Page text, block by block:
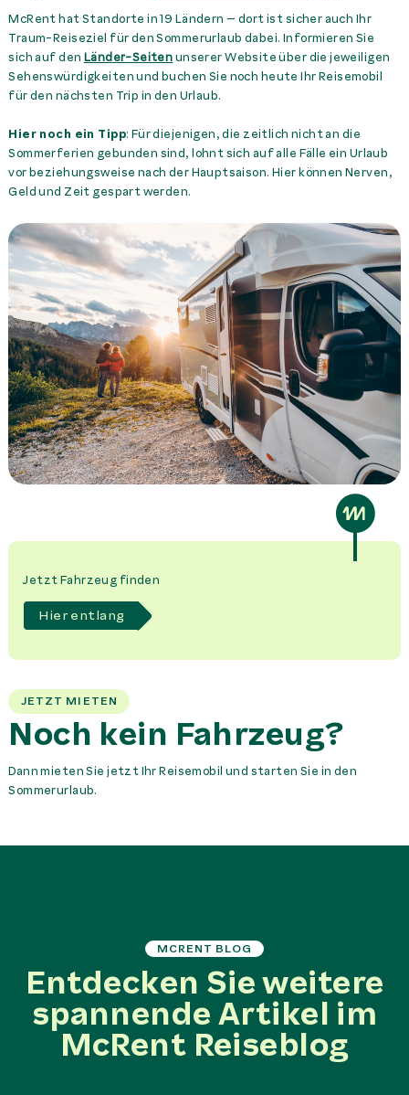
McRent hat Standorte in 19 Ländern – dort ist sicher auch Ihr
Traum-Reiseziel für den Sommerurlaub dabei. Informieren Sie
sich auf den Länder-Seitenunserer Website über die jeweiligen
Sehenswürdigkeiten und buchen Sie noch heute Ihr Reisemobil
für den nächsten Trip in den Urlaub.
Hier noch ein Tipp: Für diejenigen, die zeitlich nicht an die
Sommerferien gebunden sind, lohnt sich auf alle Fälle ein Urlaub
vor beziehungsweise nach der Hauptsaison. Hier können Nerven,
Geld und Zeit gespart werden.
Jetzt Fahrzeug finden
Hier entlang
JETZT MIETEN
Noch kein Fahrzeug?
Dann mieten Sie jetzt Ihr Reisemobil und starten Sie in den
Sommerurlaub.
MCRENT BLOG
Entdecken Sie weitere
spannende Artikel im
McRent Reiseblog